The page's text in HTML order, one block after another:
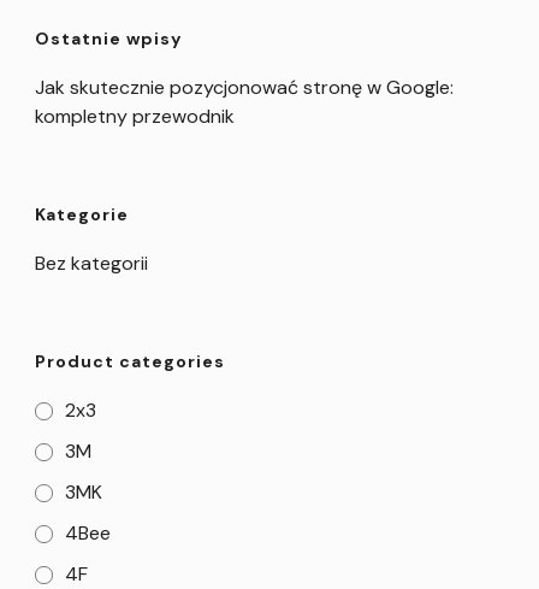
Ostatnie wpisy
Jak skutecznie pozycjonować stronę w Google:
kompletny przewodnik
Kategorie
Bez kategorii
Product categories
2x3
3M
3MK
4Bee
4F